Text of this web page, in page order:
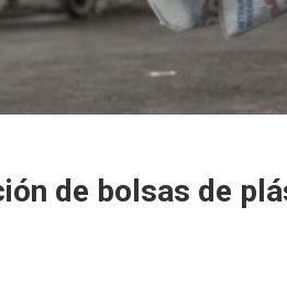
de bolsas de